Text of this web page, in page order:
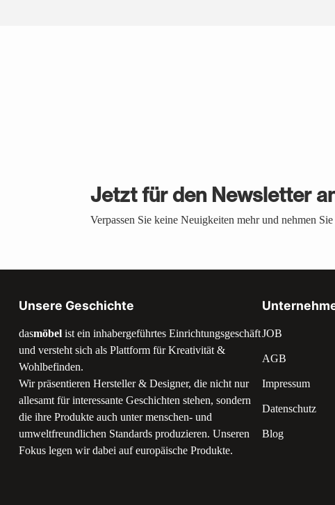
Jetzt für den Newsletter
Verpassen Sie keine Neuigkeiten mehr und nehmen
Unsere Geschichte
dasmöbel ist ein inhabergeführtes Einrichtungsgeschäft
und versteht sich als Plattform für Kreativität &
Wohlbefinden.
Wir präsentieren Hersteller & Designer, die nicht nur
allesamt für interessante Geschichten stehen, sondern
die ihre Produkte auch unter menschen- und
umweltfreundlichen Standards produzieren. Unseren
Fokus legen wir dabei auf europäische Produkte.
JOB
AGB
Impressum
Datenschutz
Blog